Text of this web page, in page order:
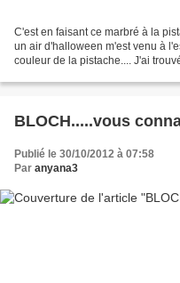
C'est en faisant ce marbré à la
un air d'halloween m'est venu à
couleur de la pistache.... J'ai
BLOCH.....vous
Publié le 30/10/2012 à 07:58
Par anyana3